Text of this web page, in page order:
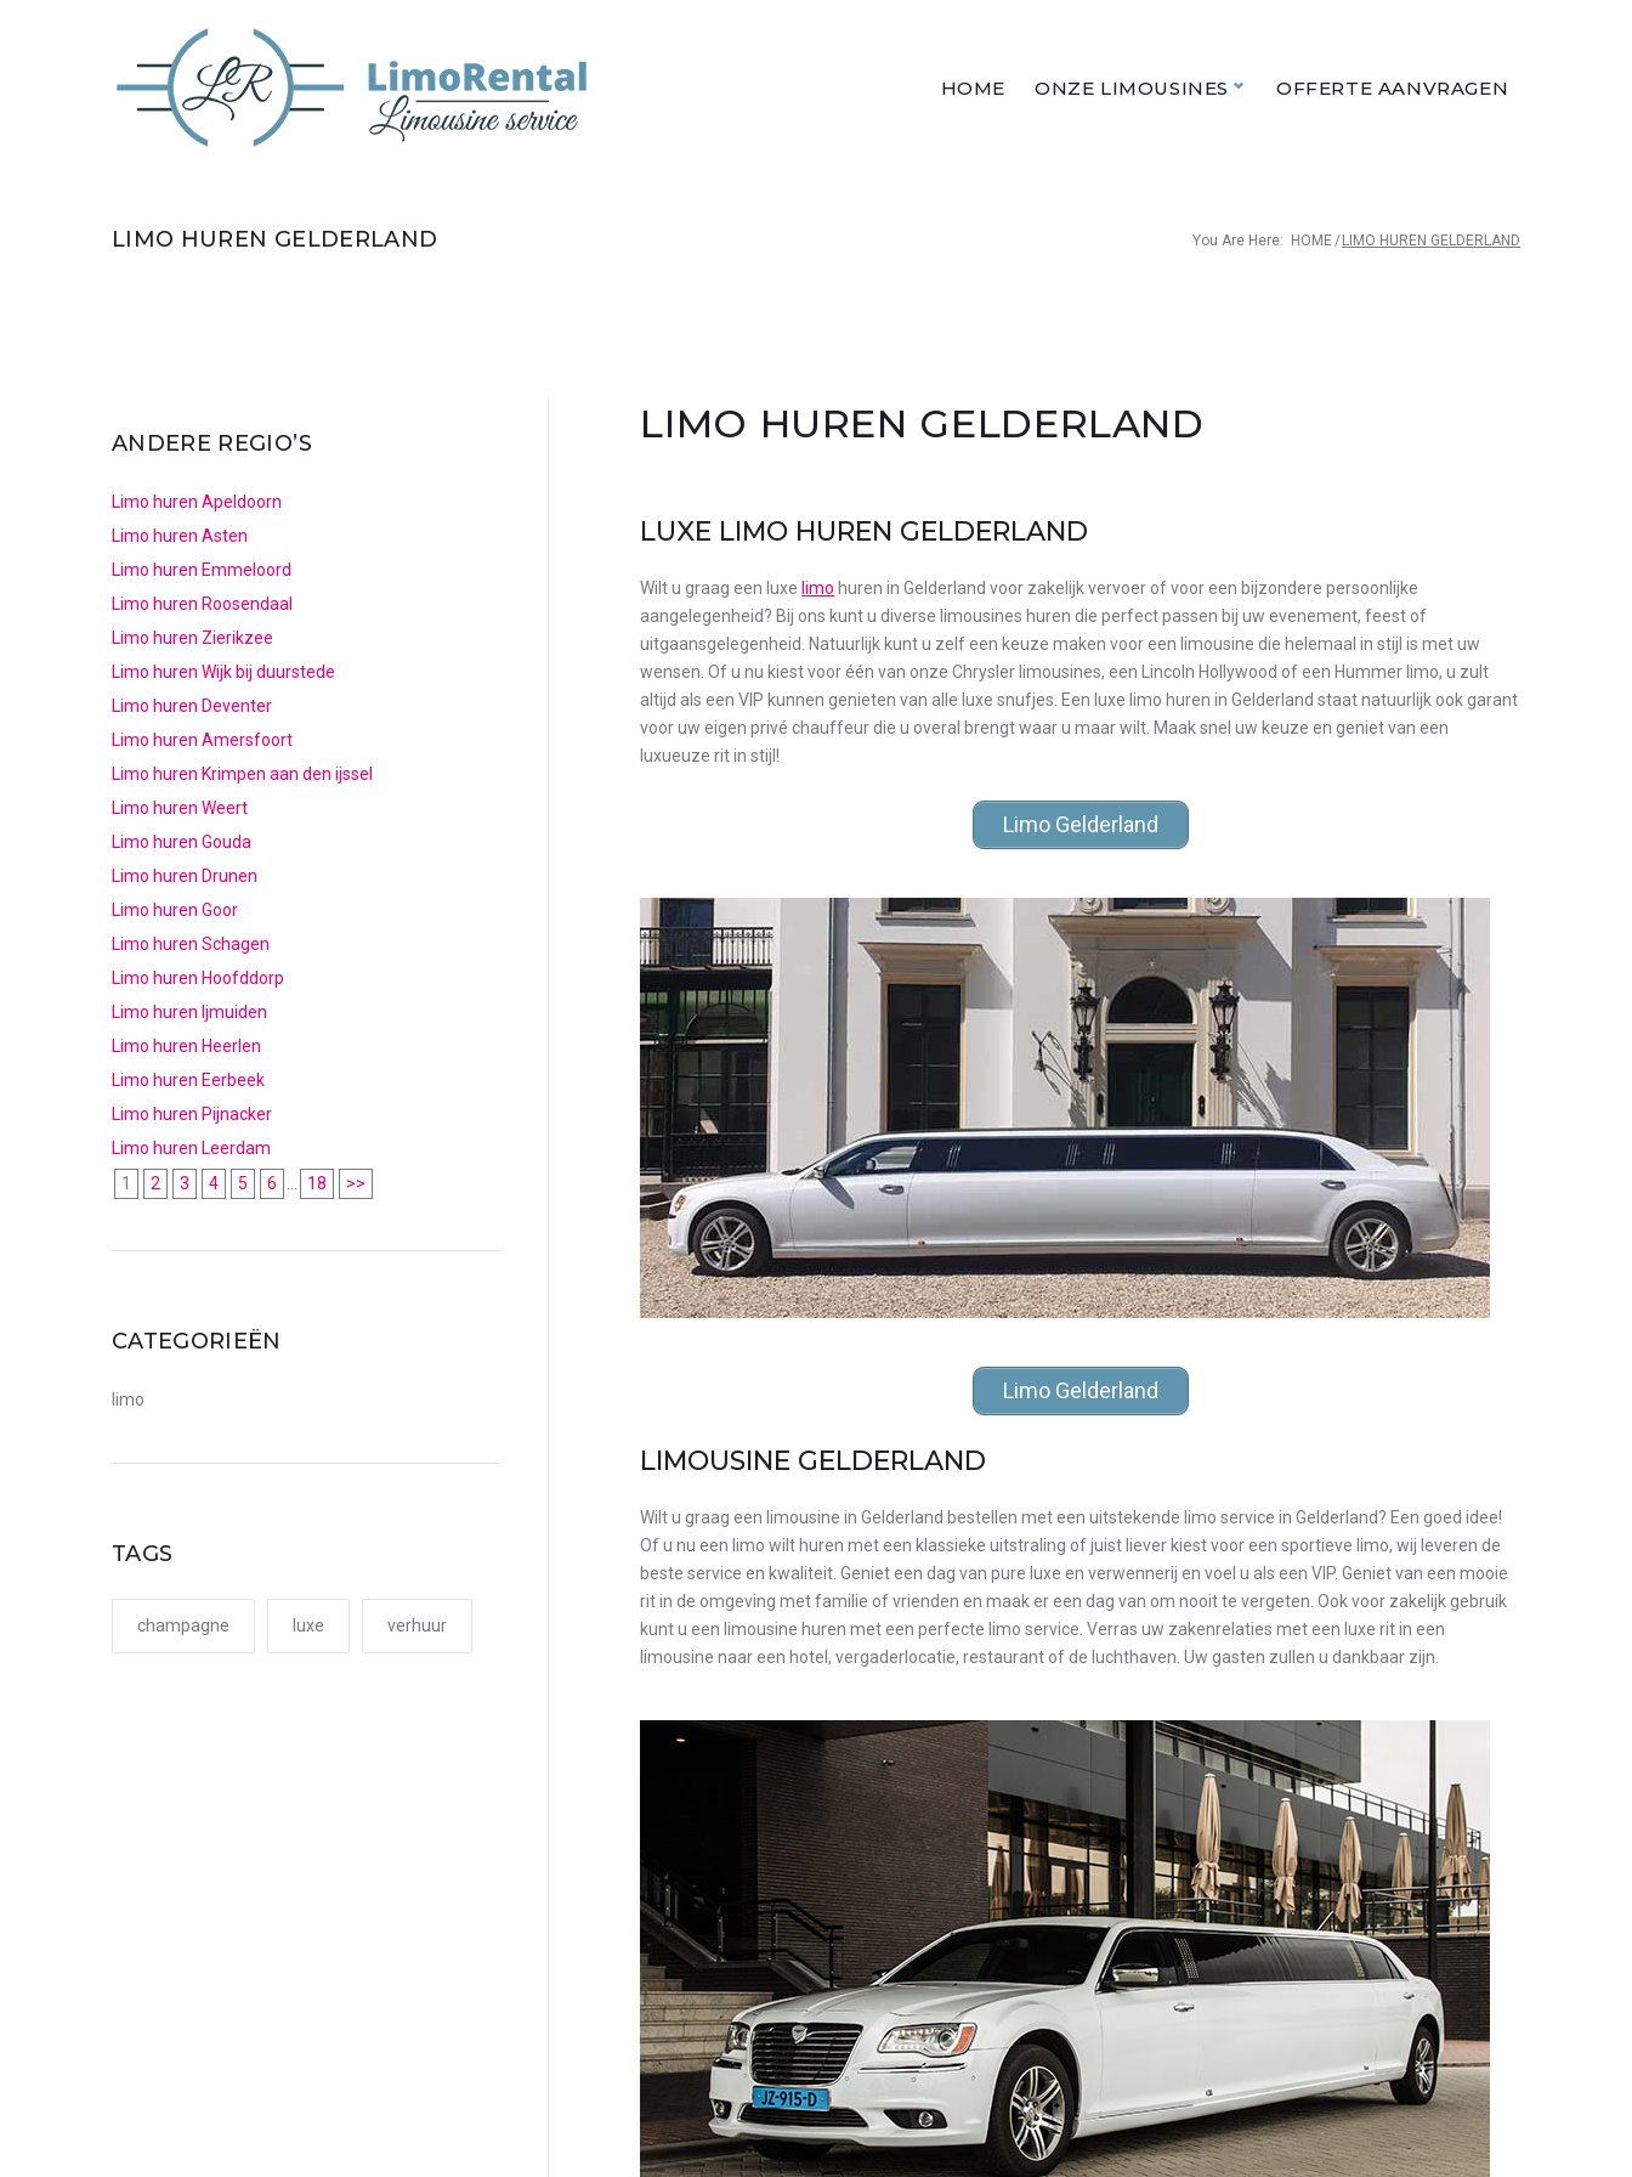
HOME ONZE LIMOUSINES OFFERTE AANVRAGEN
LIMO HUREN GELDERLAND You Are Here: HOME/ LIMO HUREN GELDERLAND
LIMO HUREN GELDERLAND
LUXE LIMO HUREN GELDERLAND
Wilt u graag een luxe limo huren in Gelderland voor zakelijk vervoer of voor een bijzondere persoonlijke
aangelegenheid? Bij ons kunt u diverse limousines huren die perfect passen bij uw evenement, feest of
uitgaansgelegenheid. Natuurlijk kunt u zelf een keuze maken voor een limousine die helemaal in stijl is met uw
wensen. Of u nu kiest voor één van onze Chrysler limousines, een Lincoln Hollywood of een Hummer limo, u zult
altijd als een VIP kunnen genieten van alle luxe snufjes. Een luxe limo huren in Gelderland staat natuurlijk ook garant
voor uw eigen privé chauffeur die u overal brengt waar u maar wilt. Maak snel uw keuze en geniet van een
luxueuze rit in stijl!
Limo Gelderland
Limo Gelderland
LIMOUSINE GELDERLAND
Wilt u graag een limousine in Gelderland bestellen met een uitstekende limo service in Gelderland? Een goed idee!
Of u nu een limo wilt huren met een klassieke uitstraling of juist liever kiest voor een sportieve limo, wij leveren de
beste service en kwaliteit. Geniet een dag van pure luxe en verwennerij en voel u als een VIP. Geniet van een mooie
rit in de omgeving met familie of vrienden en maak er een dag van om nooit te vergeten. Ook voor zakelijk gebruik
kunt u een limousine huren met een perfecte limo service. Verras uw zakenrelaties met een luxe rit in een
limousine naar een hotel, vergaderlocatie, restaurant of de luchthaven. Uw gasten zullen u dankbaar zijn.
ANDERE REGIO’S
Limo huren Apeldoorn
Limo huren Asten
Limo huren Emmeloord
Limo huren Roosendaal
Limo huren Zierikzee
Limo huren Wijk bij duurstede
Limo huren Deventer
Limo huren Amersfoort
Limo huren Krimpen aan den ijssel
Limo huren Weert
Limo huren Gouda
Limo huren Drunen
Limo huren Goor
Limo huren Schagen
Limo huren Hoofddorp
Limo huren Ijmuiden
Limo huren Heerlen
Limo huren Eerbeek
Limo huren Pijnacker
Limo huren Leerdam
1
2 3 4 5 6 18 >>
CATEGORIEËN
limo
TAGS
champagne luxe verhuur